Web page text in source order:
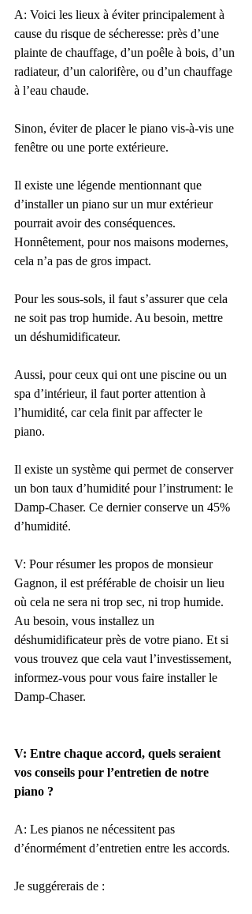
A: Voici les lieux à éviter principalement à
cause du risque de sécheresse: près d’une
plainte de chauffage, d’un poêle à bois, d’un
radiateur, d’un calorifère, ou d’un chauffage
à l’eau chaude.
Sinon, éviter de placer le piano vis-à-vis une
fenêtre ou une porte extérieure.
Il existe une légende mentionnant que
d’installer un piano sur un mur extérieur
pourrait avoir des conséquences.
Honnêtement, pour nos maisons modernes,
cela n’a pas de gros impact.
Pour les sous-sols, il faut s’assurer que cela
ne soit pas trop humide. Au besoin, mettre
un déshumidificateur.
Aussi, pour ceux qui ont une piscine ou un
spa d’intérieur, il faut porter attention à
l’humidité, car cela finit par affecter le
piano.
Il existe un système qui permet de conserver
un bon taux d’humidité pour l’instrument: le
Damp-Chaser. Ce dernier conserve un 45%
d’humidité.
V: Pour résumer les propos de monsieur
Gagnon, il est préférable de choisir un lieu
où cela ne sera ni trop sec, ni trop humide.
Au besoin, vous installez un
déshumidificateur près de votre piano. Et si
vous trouvez que cela vaut l’investissement,
informez-vous pour vous faire installer le
Damp-Chaser.
V: Entre chaque accord, quels seraient
vos conseils pour l’entretien de notre
piano ?
A: Les pianos ne nécessitent pas
d’énormément d’entretien entre les accords.
Je suggérerais de :